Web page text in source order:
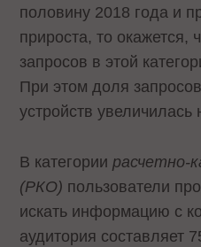
половину 2018 года и
прироста, то окажется,
запросов в этой
При этом доля
устройств увеличилась
В категориирасчетно-
(РКО) пользователи
искать информацию с
аудитория составляет